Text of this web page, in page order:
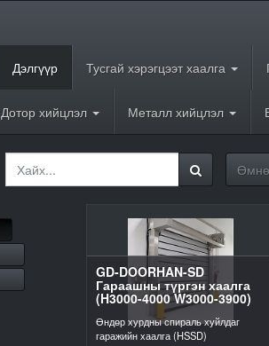
Дэлгүүр Тусгай хэрэгцээт хаалга
Дотор хийцлэл Металл хийцлэл
GD-DOORHAN-SD
Гараашны түргэн хаалга
(H3000-4000 W3000-3900)
Өндөр хурдны спираль хуйлдаг
гаражийн хаалга (HSSD)